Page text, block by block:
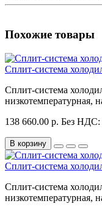
Похожие товары
Сплит-система
Сплит-система
низкотемпературная,
138 660.00 р. Без НДС:
В корзину
Сплит-система
Сплит-система
низкотемпературная,